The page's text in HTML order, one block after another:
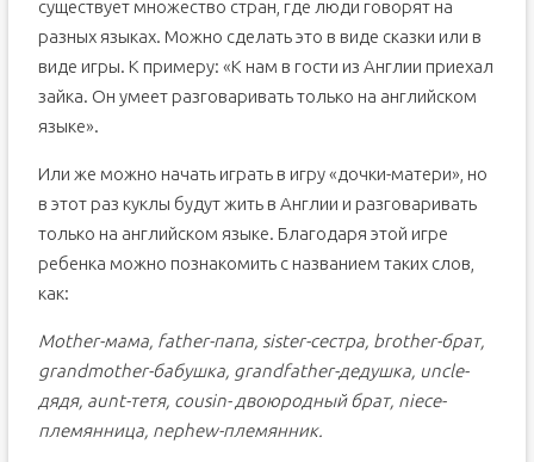
существует множество стран, где люди говорят на
разных языках. Можно сделать это в виде сказки или в
виде игры. К примеру: «К нам в гости из Англии приехал
зайка. Он умеет разговаривать только на английском
языке».
Или же можно начать играть в игру «дочки-матери», но
в этот раз куклы будут жить в Англии и разговаривать
только на английском языке. Благодаря этой игре
ребенка можно познакомить с названием таких слов,
как:
Mother-мама, father-папа, sister-сестра, brother-брат,
grandmother-бабушка, grandfather-дедушка, uncle-
дядя, aunt-тетя, cousin- двоюродный брат, niece-
племянница, nephew-племянник.